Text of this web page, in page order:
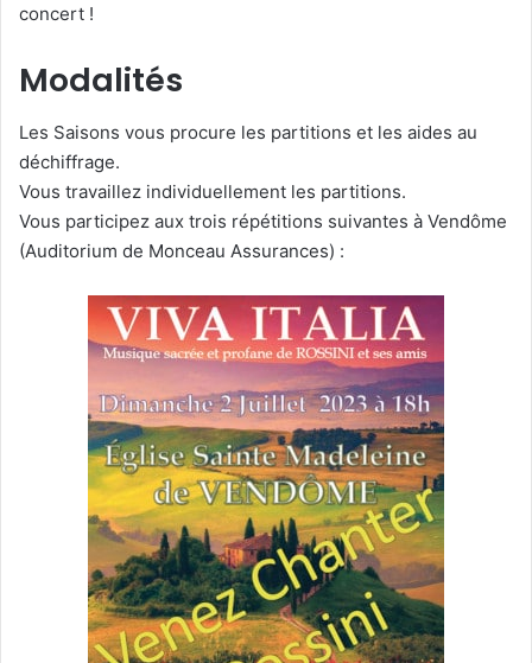
concert !
Modalités
Les Saisons vous procure les partitions et les aides au
déchiffrage.
Vous travaillez individuellement les partitions.
Vous participez aux trois répétitions suivantes à Vendôme
(Auditorium de Monceau Assurances) :